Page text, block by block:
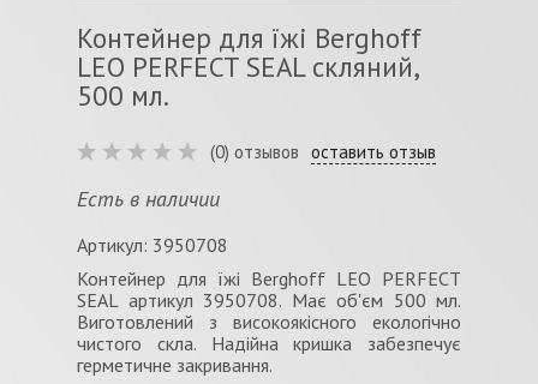
Контейнер для їжі Berghoff
LEO PERFECT SEAL скляний,
500 мл.
(0) отзывов оставить отзыв
Есть в наличии
Артикул: 3950708
Контейнер для їжі Berghoff LEO PERFECT
SEAL артикул 3950708. Має об'єм 500 мл.
Виготовлений з високоякісного екологічно
чистого скла. Надійна кришка забезпечує
герметичне закривання.